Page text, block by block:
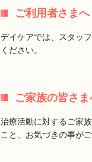
ご利用者さまへ
デイケアでは、スタッ
ください。
ご家族の皆さま
治療活動に対するご家
こと、お気づきの事が